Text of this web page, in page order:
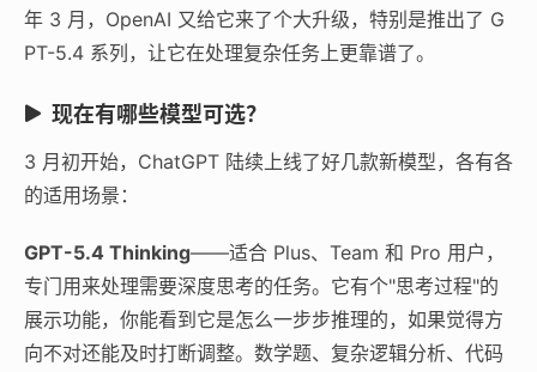
年 3 月，OpenAI 又给它来了个大升级，特别是推出了 G
PT-5.4 系列，让它在处理复杂任务上更靠谱了。
现在有哪些模型可选？
3 月初开始，ChatGPT 陆续上线了好几款新模型，各有各
的适用场景：
GPT-5.4 Thinking——适合 Plus、Team 和 Pro 用户，
专门用来处理需要深度思考的任务。它有个"思考过程"的
展示功能，你能看到它是怎么一步步推理的，如果觉得方
向不对还能及时打断调整。数学题、复杂逻辑分析、代码